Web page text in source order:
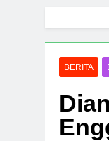
BERITA